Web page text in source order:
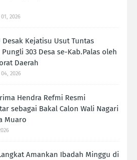
2026
Desak Kejatisu Usut Tuntas
Pungli 303 Desa se-Kab.Palas oleh
Daerah
2026
Hendra Refmi Resmi
sebagai Bakal Calon Wali Nagari
Muaro
Amankan Ibadah Minggu di